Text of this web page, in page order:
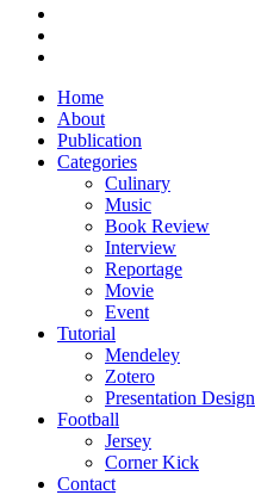
Home
About
Publication
Categories
Culinary
Music
Book Review
Interview
Reportage
Movie
Event
Tutorial
Mendeley
Zotero
Presentation Design
Football
Jersey
Corner Kick
Contact